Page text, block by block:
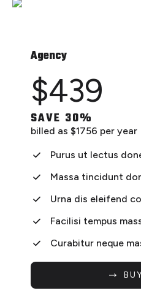
Agency
$439
SAVE 30%
billed as $1756 per year
Purus ut lectus
Massa tincidunt
Urna dis eleifend
Facilisi tempus
Curabitur neque